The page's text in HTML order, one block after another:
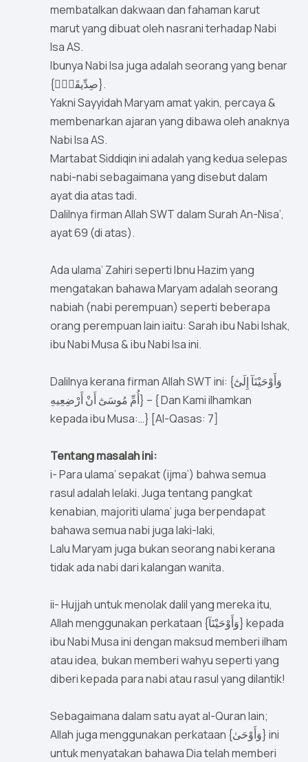
membatalkan dakwaan dan fahaman karut
marut yang dibuat oleh nasrani terhadap Nabi
Isa AS.
Ibunya Nabi Isa juga adalah seorang yang benar
{صِدِّيقَةٌۭ}.
Yakni Sayyidah Maryam amat yakin, percaya &
membenarkan ajaran yang dibawa oleh anaknya
Nabi Isa AS.
Martabat Siddiqin ini adalah yang kedua selepas
nabi-nabi sebagaimana yang disebut dalam
ayat dia atas tadi.
Dalilnya firman Allah SWT dalam Surah An-Nisa’,
ayat 69 (di atas).
Ada ulama’ Zahiri seperti Ibnu Hazim yang
mengatakan bahawa Maryam adalah seorang
nabiah (nabi perempuan) seperti beberapa
orang perempuan lain iaitu: Sarah ibu Nabi Ishak,
ibu Nabi Musa & ibu Nabi Isa ini.
Dalilnya kerana firman Allah SWT ini: {وَأَوْحَيْنَآ إِلَىٰٓ
أُمِّ مُوسَىٰٓ أَنْ أَرْضِعِيهِ} – { Dan Kami ilhamkan
kepada ibu Musa:…} [Al-Qasas: 7]
Tentang masalah ini:
i- Para ulama’ sepakat (ijma’) bahwa semua
rasul adalah lelaki. Juga tentang pangkat
kenabian, majoriti ulama’ juga berpendapat
bahawa semua nabi juga laki-laki,
Lalu Maryam juga bukan seorang nabi kerana
tidak ada nabi dari kalangan wanita.
ii- Hujjah untuk menolak dalil yang mereka itu,
Allah menggunakan perkataan {وَأَوْحَيْنَآ} kepada
ibu Nabi Musa ini dengan maksud memberi ilham
atau idea, bukan memberi wahyu seperti yang
diberi kepada para nabi atau rasul yang dilantik!
Sebagaimana dalam satu ayat al-Quran lain;
Allah juga menggunakan perkataan {وَأَوْحَىٰ} ini
untuk menyatakan bahawa Dia telah memberi